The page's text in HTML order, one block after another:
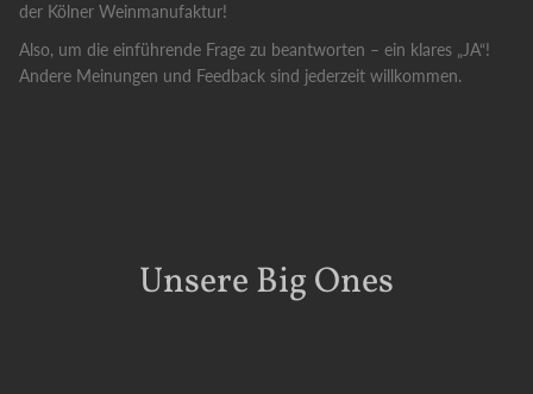
der Kölner Weinmanufaktur!
Also, um die einführende Frage zu beantworten – ein klares „JA“!
Andere Meinungen und Feedback sind jederzeit willkommen.
Unsere Big Ones